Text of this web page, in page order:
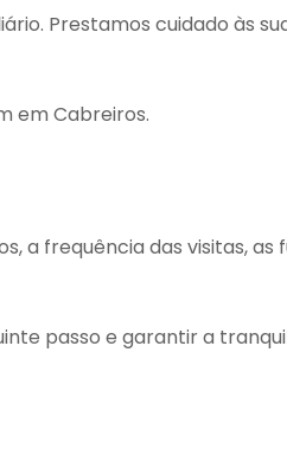
Prestamos cuidado às
em Cabreiros.
a frequência das visitas, as
passo e garantir a